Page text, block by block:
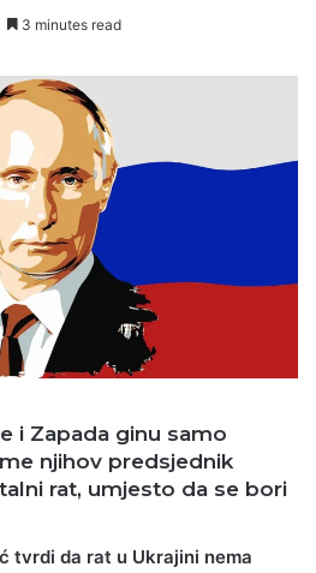
3 minutes read
i Zapada ginu samo
njihov predsjednik
rat, umjesto da se bori
tvrdi da rat u Ukrajini nema